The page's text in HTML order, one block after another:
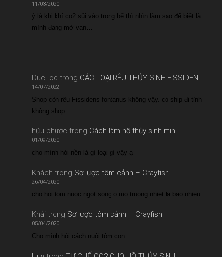
11/03/2020
ý là khi khí co2 sủi vào trong bể thì nhìn làm sao để biết là
mình đang mở van…
DucLoc trong CÁC LOẠI RÊU THỦY SINH FISSIDEN
14/07/2022
Shop còn rêu Fissidens fontanus không vậy. có ship đi tỉnh
không shop
hữu phước trong Cách làm hồ thủy sinh mini
01/09/2020
cho mình hỏi nền là gì loại gì vậy ạ
Khách trong Sơ lược tôm cảnh – Crayfish
26/04/2020
cho hoi tom nuoc ngot song o mo truong nhiet la bao nhieu
Khải trong Sơ lược tôm cảnh – Crayfish
05/04/2020
Cho mình hỏi cách nuôi tôm con